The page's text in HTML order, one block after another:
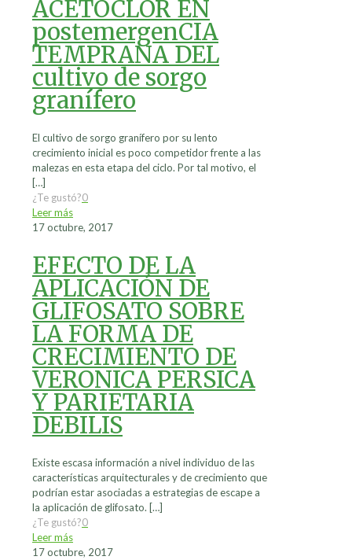
ACETOCLOR EN
postemergenCIA
TEMPRANA DEL
cultivo de sorgo
granífero
El cultivo de sorgo granífero por su lento
crecimiento inicial es poco competidor frente a las
malezas en esta etapa del ciclo. Por tal motivo, el
[…]
¿Te gustó?0
Leer más
17 octubre, 2017
EFECTO DE LA
APLICACIÓN DE
GLIFOSATO SOBRE
LA FORMA DE
CRECIMIENTO DE
VERONICA PERSICA
Y PARIETARIA
DEBILIS
Existe escasa información a nivel individuo de las
características arquitecturales y de crecimiento que
podrían estar asociadas a estrategias de escape a
la aplicación de glifosato. […]
¿Te gustó?0
Leer más
17 octubre, 2017